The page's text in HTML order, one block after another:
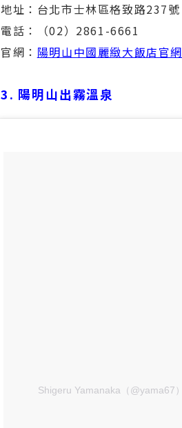
地址：台北市士林區格致路237號
電話：（02）2861-6661
官網： 陽明山中國麗緻大飯店官網
3. 陽明山出霧溫泉
Shigeru Yamanaka（@yama67